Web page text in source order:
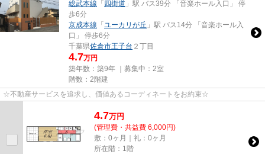
総武本線 「四街道 」駅 バス39分 「音楽ホール入口」 停
歩6分
京成本線 「 ユーカリが丘 」駅 バス14分 「音楽ホール入
口」 停歩6分
千葉県佐倉市王子台 ２丁目
4.7万円
築年数：築9年 ｜募集中： 2室
階数：2階建
☆不動産サービスを追求し、価値あるコーディネートをお約束☆
4.7万円
(管理費・共益費 6,000円)
敷：0ヶ月｜礼：0ヶ月
所在階：1階